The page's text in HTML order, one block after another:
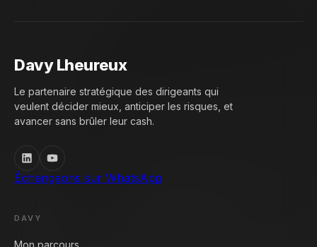
Davy Lheureux
Le partenaire stratégique des dirigeants qui
veulent décider mieux, anticiper les risques, et
avancer sans brûler leur cash.
Échangeons sur WhatsApp
DAVY
Mon parcours